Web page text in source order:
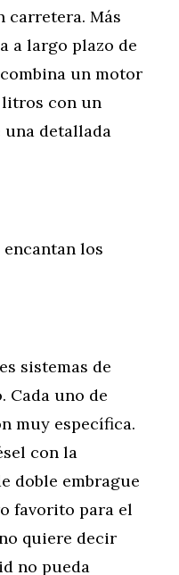
carretera. Más
a largo plazo de
un motor
litros con un
detallada
los
sistemas de
Cada uno de
muy específica.
con la
doble embrague
favorito para el
quiere decir
no pueda